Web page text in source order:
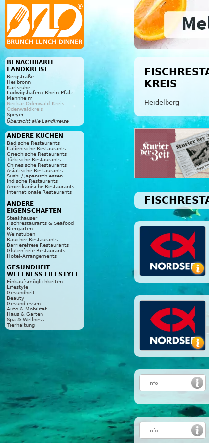
BENACHBARTE
LANDKREISE
Bergstraße
Heilbronn
Karlsruhe
Ludwigshafen / Rhein-Pfalz
Mannheim
Neckar-Odenwald-Kreis
Odenwaldkreis
Speyer
Übersicht alle Landkreise
ANDERE KÜCHEN
Badische Restaurants
Italienische Restaurants
Griechische Restaurants
Türkische Restaurants
Chinesische Restaurants
Asiatische Restaurants
Sushi / Japanisch essen
Indische Restaurants
Amerikanische Restaurants
Internationale Restaurants
ANDERE
EIGENSCHAFTEN
Steakhäuser
Fischrestaurants & Seafood
Biergarten
Weinstuben
Raucher Restaurants
Barrierefreie Restaurants
Glutenfreie Restaurants
Hotel-Arrangements
GESUNDHEIT
WELLNESS LIFESTYLE
Einkaufsmöglichkeiten
Lifestyle
Gesundheit
Beauty
Gesund essen
Auto & Mobilität
Haus & Garten
Spa & Wellness
Tierhaltung
KREIS
Heidelberg